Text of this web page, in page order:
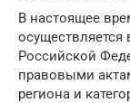
В настоящее
Российской
правовыми
региона и